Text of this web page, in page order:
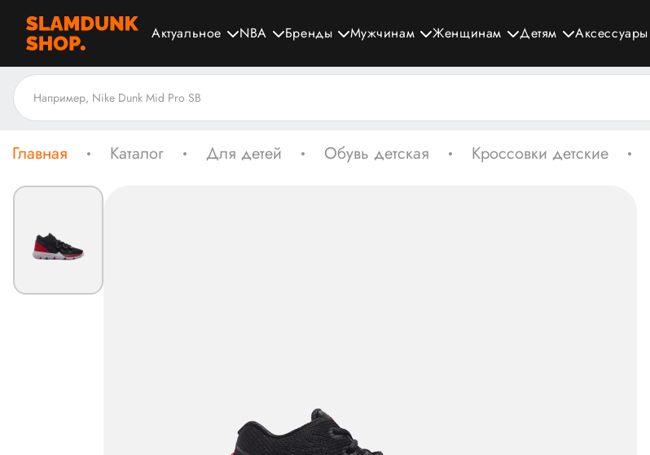
Актуальное NBA Бренды Мужчинам Женщинам Детям Аксессуары
Главная Каталог Для детей Обувь детская Кроссовки детские